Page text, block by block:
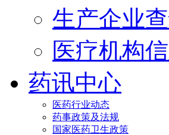
生产企业
医疗机构
药讯中心
医药行业动态
药事政策及法规
国家医药卫生政策